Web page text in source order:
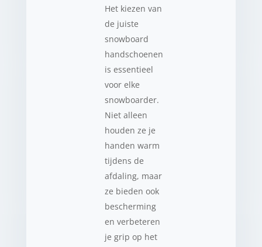
Het kiezen van
de juiste
snowboard
handschoenen
is essentieel
voor elke
snowboarder.
Niet alleen
houden ze je
handen warm
tijdens de
afdaling, maar
ze bieden ook
bescherming
en verbeteren
je grip op het